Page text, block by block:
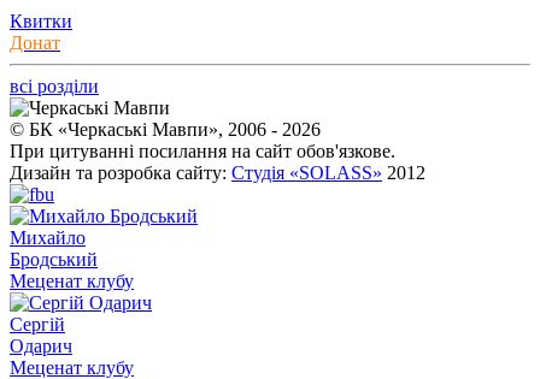
Квитки
Донат
всі розділи
© БК «Черкаські Мавпи», 2006 - 2026
При цитуванні посилання на сайт обов'язкове.
Дизайн та розробка сайту: Студія «SOLASS» 2012
Михайло
Бродський
Меценат клубу
Сергій
Одарич
Меценат клубу